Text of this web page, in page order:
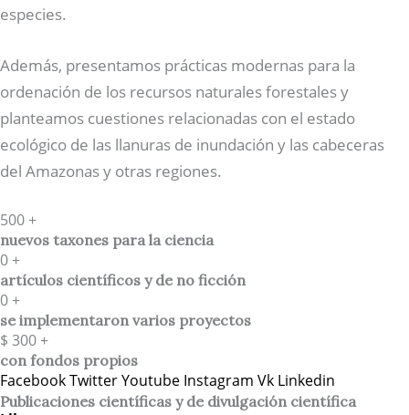
especies.
Además, presentamos prácticas modernas para la
ordenación de los recursos naturales forestales y
planteamos cuestiones relacionadas con el estado
ecológico de las llanuras de inundación y las cabeceras
del Amazonas y otras regiones.
500+
nuevos taxones para la ciencia
0+
artículos científicos y de no ficción
0+
se implementaron varios proyectos
$ 300+
con fondos propios
FacebookTwitterYoutube Instagram Vk Linkedin
Publicaciones científicas y de divulgación científica​